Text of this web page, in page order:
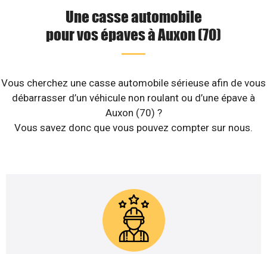
Une casse automobile
pour vos épaves à Auxon (70)
Vous cherchez une casse automobile sérieuse afin de vous
débarrasser d’un véhicule non roulant ou d’une épave à
Auxon (70) ?
Vous savez donc que vous pouvez compter sur nous.